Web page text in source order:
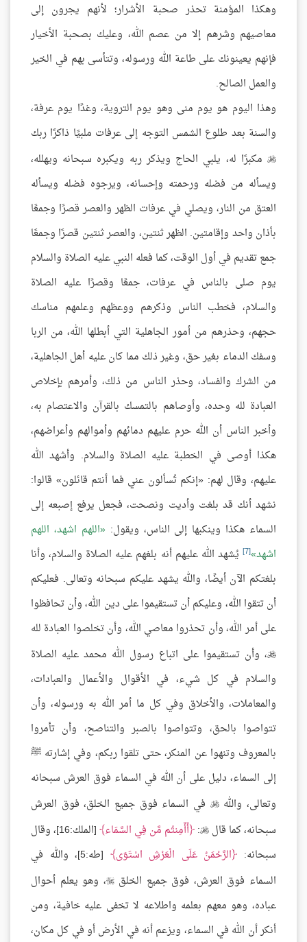
وهكذا المؤمنة تحذر صحبة الأشرار؛ لأنهم يجرون إلى
معاصيهم وشرهم إلا من عصم الله، وعليك بصحبة الأخيار
فإنهم يعينونك على طاعة الله ورسوله، وتتأسى بهم في الخير
والعمل الصالح.
وهذا اليوم هو يوم منى وهو يوم التروية، وغدًا يوم عرفة،
والسنة بعد طلوع الشمس التوجه إلى عرفات ملبيًا ذاكرًا ربك
 مكبرًا له، يلبي الحاج ويذكر ربه ويكبره سبحانه ويهلله،
ويسأله من فضله ورحمته وإحسانه، ويرجوه فضله ويسأله
العتق من النار، ويصلي في عرفات الظهر والعصر قصرًا وجمعًا
بأذان واحد وإقامتين. الظهر ثنتين، والعصر ثنتين قصرًا وجمعًا
جمع تقديم في أول الوقت، كما فعله النبي عليه الصلاة والسلام
يوم صلى بالناس في عرفات، جمعًا وقصرًا عليه الصلاة
والسلام، فخطب الناس وذكرهم ووعظهم وعلمهم مناسك
حجهم، وحذرهم من أمور الجاهلية التي أبطلها الله، من الربا
وسفك الدماء بغير حق، وغير ذلك مما كان عليه أهل الجاهلية،
من الشرك والفساد، وحذر الناس من ذلك، وأمرهم بإخلاص
العبادة لله وحده، وأوصاهم بالتمسك بالقرآن والاعتصام به،
وأخبر الناس أن الله حرم عليهم دمائهم وأموالهم وأعراضهم،
هكذا أوصى في الخطبة عليه الصلاة والسلام. وأشهد الله
عليهم، وقال لهم: «إنكم تُسألون عني فما أنتم قائلون» قالوا:
نشهد أنك قد بلغت وأديت ونصحت، فجعل يرفع إصبعه إلى
السماء هكذا وينكبها إلى الناس، ويقول: اللهم اشهد، اللهم
اشهد [7]
يُشهد الله عليهم أنه بلغهم عليه الصلاة والسلام، وأنا
بلغتكم الآن أيضًا، والله يشهد عليكم سبحانه وتعالى. فعليكم
أن تتقوا الله، وعليكم أن تستقيموا على دين الله، وأن تحافظوا
على أمر الله، وأن تحذروا معاصي الله، وأن تخلصوا العبادة لله
، وأن تستقيموا على اتباع رسول الله محمد عليه الصلاة
والسلام في كل شيء، في الأقوال والأعمال والعبادات،
والمعاملات، والأخلاق وفي كل ما أمر الله به ورسوله، وأن
تتواصوا بالحق، وتتواصوا بالصبر والتناصح، وأن تأمروا
بالمعروف وتنهوا عن المنكر، حتى تلقوا ربكم، وفي إشارته ﷺ
إلى السماء، دليل على أن الله في السماء فوق العرش سبحانه
وتعالى، والله في السماء فوق جميع الخلق، فوق العرش
سبحانه، كما قال 
: أَأَمِنتُم مَّن فِي السَّمَاء
[الملك:16]، وقال
سبحانه:
الرَّحْمَنُ عَلَى الْعَرْشِ اسْتَوَى
[طه:5]، والله في
السماء فوق العرش، فوق جميع الخلق، وهو يعلم أحوال
عباده، وهو معهم بعلمه واطلاعه لا تخفى عليه خافية، ومن
أنكر أن الله في السماء، ويزعم أنه في الأرض أو في كل مكان،